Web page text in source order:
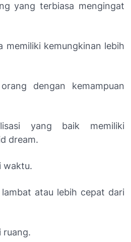
yang terbiasa mengingat
memiliki kemungkinan lebih
dengan kemampuan
yang baik memiliki
dream.
waktu.
atau lebih cepat dari
ruang.